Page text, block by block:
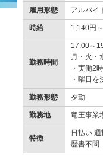
雇用形態 アルバイ
時給 1,140円
勤務時間
17:00～
月・火・
・実働2
・曜日を
勤務形態 夕勤
勤務地 竜王事業
特徴
日払い
歴書不問